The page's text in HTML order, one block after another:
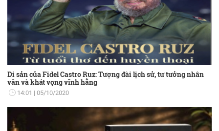
Di sản của Fidel Castro Ruz: Tượng đài lịch sử, tư tưởng nhân
văn và khát vọng vĩnh hằng
14:01 05/10/2020